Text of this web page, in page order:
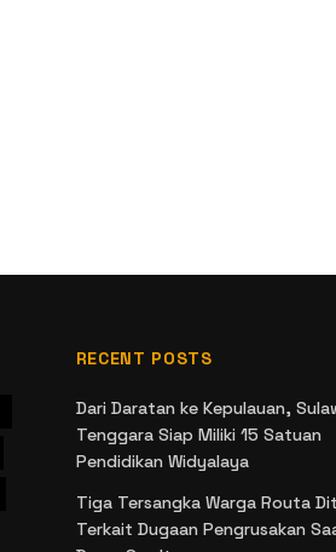
RECENT POSTS
Dari Daratan ke Kepulauan,
Tenggara Siap Miliki 15 Satuan
Pendidikan Widyalaya
Tiga Tersangka Warga Routa
Terkait Dugaan Pengrusakan